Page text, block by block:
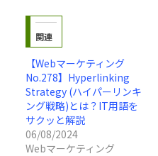
関連
【Webマーケティング
No.278】Hyperlinking
Strategy (ハイパーリンキ
ング戦略)とは？IT用語を
サクッと解説
06/08/2024
Webマーケティング